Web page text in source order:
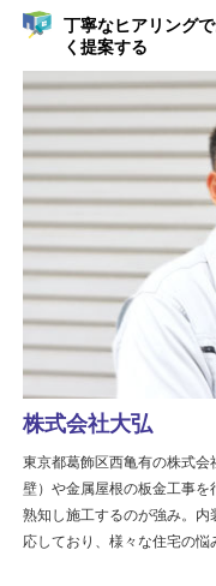
丁寧なヒアリング
く提案する
株式会社大弘
東京都葛飾区西亀有の株式
壁）や金属屋根の板金工事
熟知し施工するのが強み。
応しており、様々な住宅の悩